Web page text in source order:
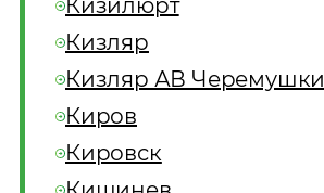
Кизилюрт
Кизляр
Кизляр АВ Черемушки
Киров
Кировск